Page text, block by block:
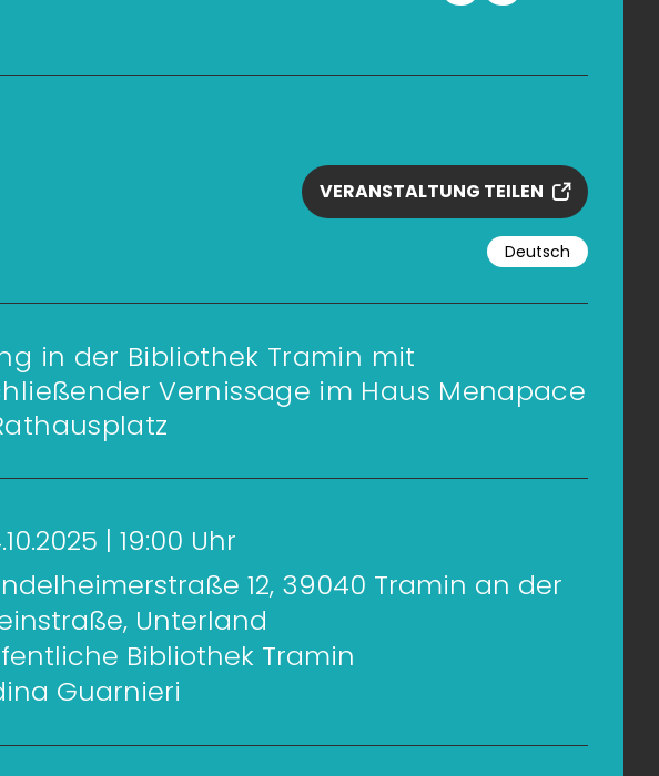
VERANSTALTUNG TEILEN
Deutsch
in der Bibliothek Tramin mit
Vernissage im Haus Menapace
| 19:00 Uhr
12, 39040 Tramin an der
Unterland
Bibliothek Tramin
Guarnieri